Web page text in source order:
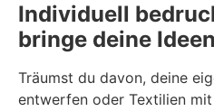
Individuell
bringe deine
Träumst du davon, deine
entwerfen oder Textilien